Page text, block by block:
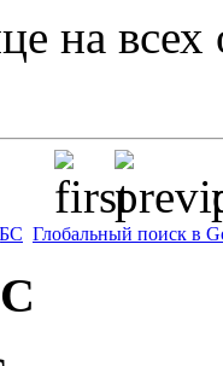
на всех
Глобальный поиск в